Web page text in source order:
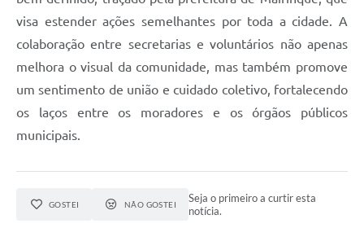
visa estender ações semelhantes por toda a cidade. A
colaboração entre secretarias e voluntários não apenas
melhora o visual da comunidade, mas também promove
um sentimento de união e cuidado coletivo, fortalecendo
os laços entre os moradores e os órgãos públicos
municipais.
GOSTEI NÃO GOSTEI
Seja o primeiro a curtir esta
notícia.